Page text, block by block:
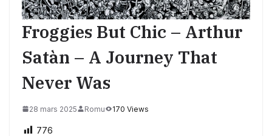
Froggies But Chic – Arthur
Satàn – A Journey That
Never Was
28 mars 2025 Romu 170 Views
776